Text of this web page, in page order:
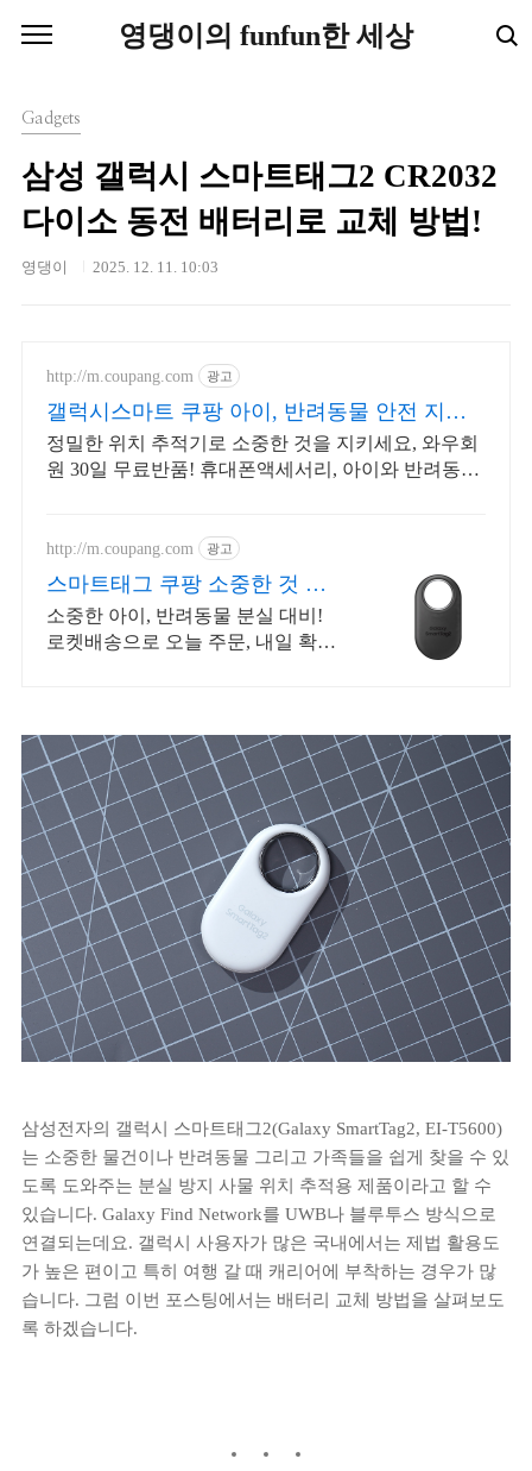
영댕이의 funfun한 세상
Gadgets
삼성 갤럭시 스마트태그2 CR2032
다이소 동전 배터리로 교체 방법!
영댕이 2025. 12. 11. 10:03
http://m.coupang.com 광고
갤럭시스마트 쿠팡 아이, 반려동물 안전 지킴
이
정밀한 위치 추적기로 소중한 것을 지키세요, 와우회
원 30일 무료반품! 휴대폰액세서리, 아이와 반려동물
http://m.coupang.com 광고
스마트태그 쿠팡 소중한 것 걱
정 없이
소중한 아이, 반려동물 분실 대비!
로켓배송으로 오늘 주문, 내일 확인.
삼성전자의 갤럭시 스마트태그2(Galaxy SmartTag2, EI-T5600)
는 소중한 물건이나 반려동물 그리고 가족들을 쉽게 찾을 수 있
도록 도와주는 분실 방지 사물 위치 추적용 제품이라고 할 수
있습니다. Galaxy Find Network를 UWB나 블루투스 방식으로
연결되는데요. 갤럭시 사용자가 많은 국내에서는 제법 활용도
가 높은 편이고 특히 여행 갈 때 캐리어에 부착하는 경우가 많
습니다. 그럼 이번 포스팅에서는 배터리 교체 방법을 살펴보도
록 하겠습니다.